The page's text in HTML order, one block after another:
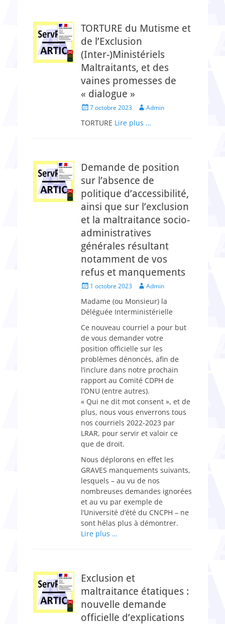
TORTURE du Mutisme et
de l’Exclusion
(Inter-)Ministériels
Maltraitants, et des
vaines promesses de
« dialogue »
Posted7 octobre 2023 Author
Admin
TORTURE Lire plus …
Demande de position
sur l’absence de
politique d’accessibilité,
ainsi que sur l’exclusion
et la maltraitance socio-
administratives
générales résultant
notamment de vos
refus et manquements
Posted1 octobre 2023 Author
Admin
Madame (ou Monsieur) la
Déléguée Interministérielle
Ce nouveau courriel a pour but
de vous demander votre
position officielle sur les
problèmes dénoncés, afin de
l’inclure dans notre prochain
rapport au Comité CDPH de
l’ONU (entre autres).
« Qui ne dit mot consent », et de
plus, nous vous enverrons tous
nos courriels 2022-2023 par
LRAR, pour servir et valoir ce
que de droit.
Nous déplorons en effet les
GRAVES manquements suivants,
lesquels – au vu de nos
nombreuses demandes ignorées
et au vu par exemple de
l’Université d’été du CNCPH – ne
sont hélas plus à démontrer.
Lire plus …
Exclusion et
maltraitance étatiques :
nouvelle demande
officielle d’explications